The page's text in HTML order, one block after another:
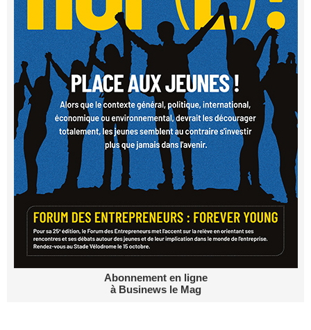
Abonnement en ligne
à Businews le Mag